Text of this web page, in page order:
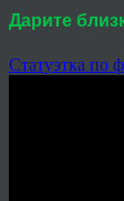
Дарите
Статуэтка по